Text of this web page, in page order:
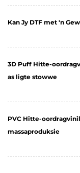
Kan Jy DTF met 'n
3D Puff Hitte-
as ligte stowwe
PVC Hitte-
massaproduksie